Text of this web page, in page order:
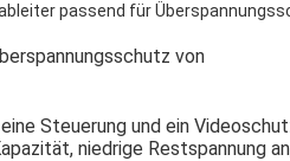
passend für
von
Steuerung und ein
niedrige Restspannung